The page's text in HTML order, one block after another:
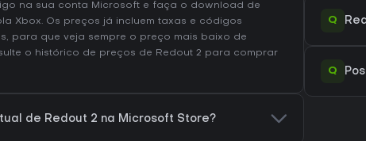
na sua conta Microsoft e faça o download de
Xbox. Os preços já incluem taxas e códigos
para que veja sempre o preço mais baixo de
o histórico de preços de Redout 2 para comprar
de Redout 2 na Microsoft Store?
Q
Q